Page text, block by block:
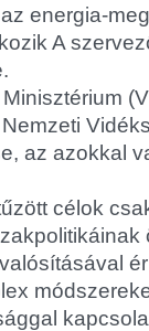
energia-
A
az azokkal
célok